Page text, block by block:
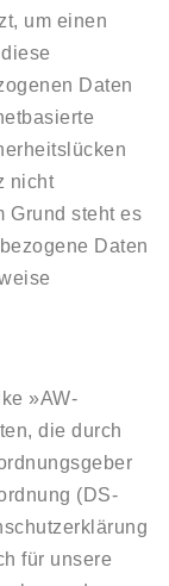
um einen
Daten
nicht
Grund steht es
Daten
»AW-
die durch
(DS-
für unsere